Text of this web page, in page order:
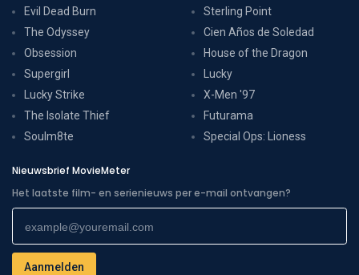
Evil Dead Burn
The Odyssey
Obsession
Supergirl
Lucky Strike
The Isolate Thief
Soulm8te
Sterling Point
Cien Años de Soledad
House of the Dragon
Lucky
X-Men '97
Futurama
Special Ops: Lioness
Nieuwsbrief MovieMeter
Het laatste film- en serienieuws per e-mail ontvangen?